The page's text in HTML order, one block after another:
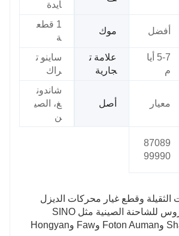
ايدة
أفضل موك
1 قطع
ة
5-7 أيا
م
علامة ت
جارية
ساينو ت
راك
معيار أصل
شاندون
غ، الصي
ن
87089
99990
الثقيلة وقطع غيار محركات الديزل
وأجزاء صندوق التروس للشاحنة الصينية مثل SINO
وBeiben وShacman وFoton Auman وFaw وHongyan